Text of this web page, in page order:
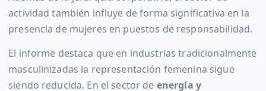
actividad también influye de forma significativa en la
presencia de mujeres en puestos de responsabilidad.
El informe destaca que en industrias tradicionalmente
masculinizadas la representación femenina sigue
siendo reducida. En el sector de energía y